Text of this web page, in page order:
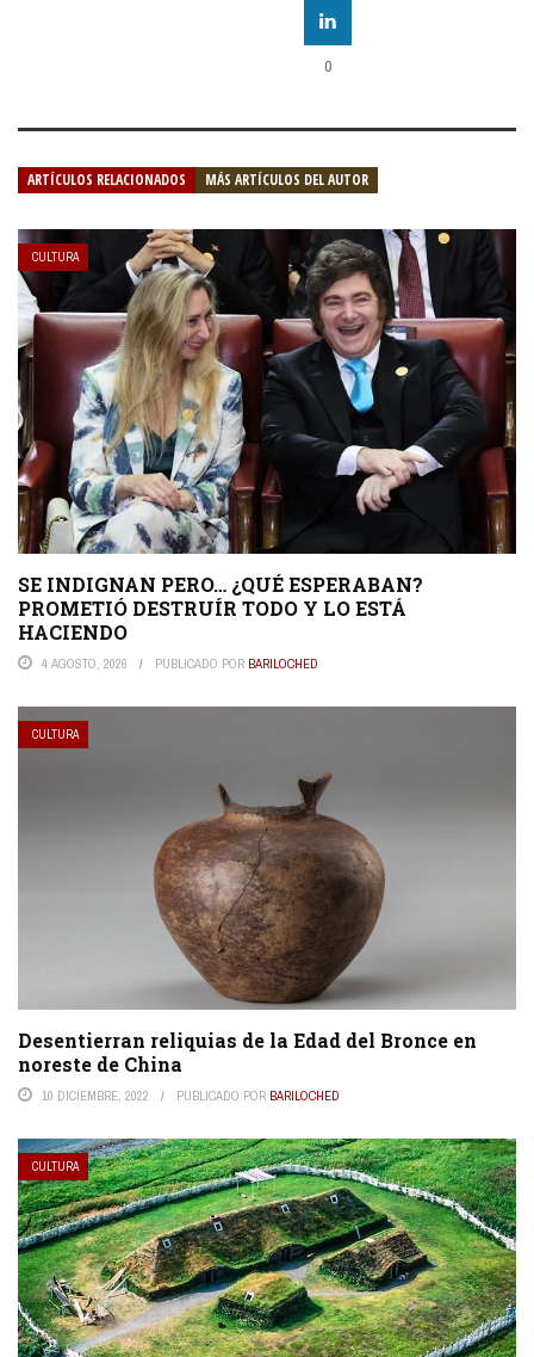
0
ARTÍCULOS RELACIONADOS MÁS ARTÍCULOS DEL AUTOR
CULTURA
SE INDIGNAN PERO… ¿QUÉ ESPERABAN?
PROMETIÓ DESTRUÍR TODO Y LO ESTÁ
HACIENDO
4 AGOSTO, 2026 PUBLICADO POR BARILOCHED
CULTURA
Desentierran reliquias de la Edad del Bronce en
noreste de China
10 DICIEMBRE, 2022 PUBLICADO POR BARILOCHED
CULTURA